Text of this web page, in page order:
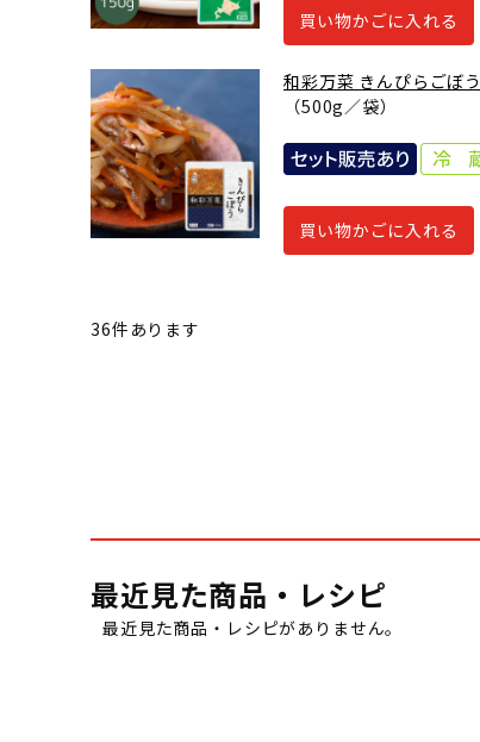
買い物かごに入れる
和彩万菜 きんぴらごぼう
（500g／袋）
買い物かごに入れる
36件あります
最近見た商品・レシピ
最近見た商品・レシピがありません。